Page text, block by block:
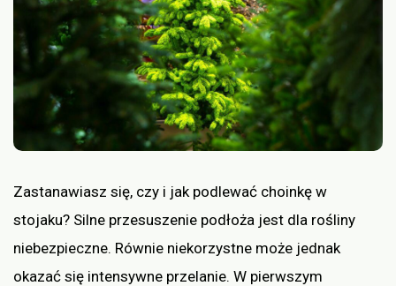
Zastanawiasz się, czy i jak podlewać choinkę w
stojaku? Silne przesuszenie podłoża jest dla rośliny
niebezpieczne. Równie niekorzystne może jednak
okazać się intensywne przelanie. W pierwszym